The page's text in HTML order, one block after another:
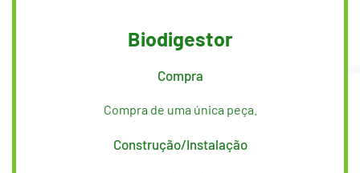
Biodigestor
Compra
Compra de uma única peça.
Construção/Instalação